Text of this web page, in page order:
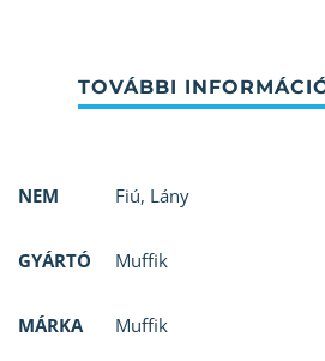
NEM Fiú, Lány
GYÁRTÓ Muffik
MÁRKA Muffik